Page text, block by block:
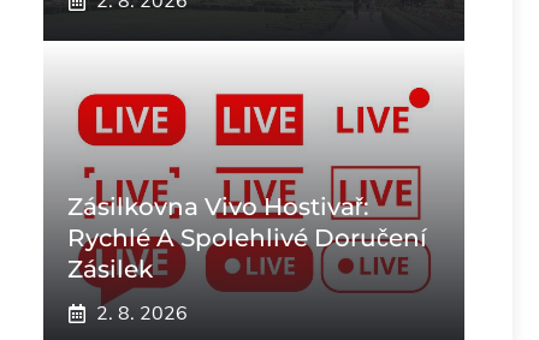
Zásilkovna Vivo Hostivař:
Rychlé A Spolehlivé Doručení
Zásilek
2. 8. 2026